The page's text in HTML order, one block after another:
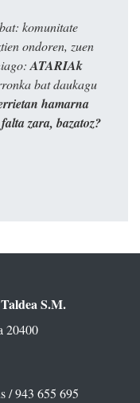
komunitate
ondoren, zuen
ATARIAk
bat daukagu
hamarna
zara, bazatoz?
S.M.
20400
/ 943 655 695